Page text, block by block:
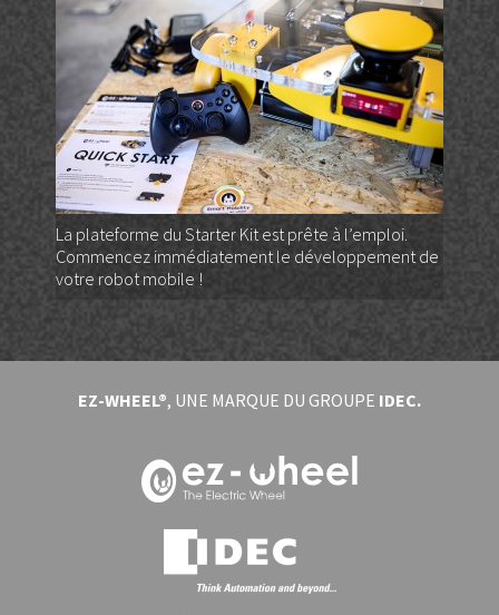
La plateforme du Starter Kit est prête à l’emploi.
Commencez immédiatement le développement de
votre robot mobile !
EZ-WHEEL®, UNE MARQUE DU GROUPE IDEC.